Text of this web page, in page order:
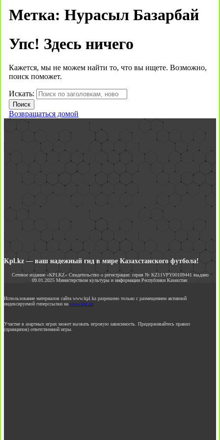
Метка: Нурасыл Базарбай
Упс! Здесь ничего
Кажется, мы не можем найти то, что вы ищете. Возможно,
поиск поможет.
Искать:
Возвращаться домой
Kpl.kz — ваш надежный гид в мире Казахстанского футбола!
Сетевое издание «KPLKZ» Свидетельство о регистрации: серия № KZ11VPY00109441 выдано
09.01.2025 Министерством культуры и информации Республики Казахстан.
Использование материалов сайта www.kpl.kz разрешено только с размещением активной
индексируемой гиперссылки на www.kpl.kz
Участие в азартных играх может вызвать игровую зависимость. Придерживайтесь правил
(принципов) ответственной игры.